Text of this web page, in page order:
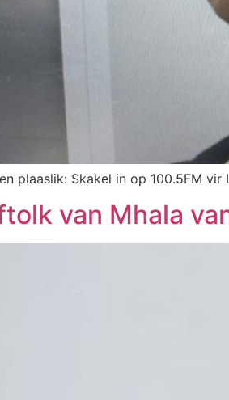
plaaslik: Skakel in op 100.5FM vir
van Mhala